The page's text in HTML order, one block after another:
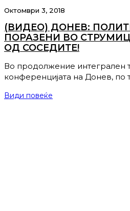
Октомври 3, 2018
(ВИДЕО) ДОНЕВ:
ПОРАЗЕНИ ВО
ОД СОСЕДИТЕ!
Во продолжение интегрален
конференцијата на Донев, по
Види повеќе